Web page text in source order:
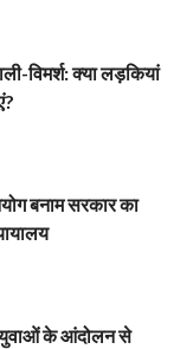
विमर्श: क्या लड़कियां
बनाम सरकार का
युवाओं के आंदोलन से